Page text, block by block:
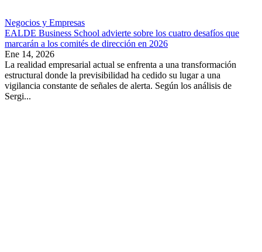
Negocios y Empresas
EALDE Business School advierte sobre los cuatro desafíos que
marcarán a los comités de dirección en 2026
Ene 14, 2026
La realidad empresarial actual se enfrenta a una transformación
estructural donde la previsibilidad ha cedido su lugar a una
vigilancia constante de señales de alerta. Según los análisis de
Sergi...